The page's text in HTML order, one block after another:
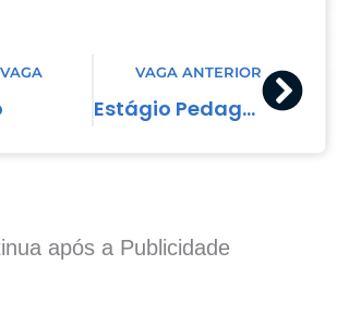
VAGA ANTERIOR
Estágio Pedagogia
após a Publicidade